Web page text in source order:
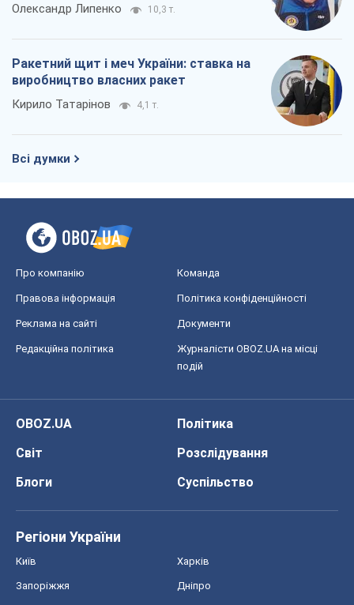
Олександр Липенко 10,3 т.
Ракетний щит і меч України: ставка на
виробництво власних ракет
Кирило Татарінов 4,1 т.
Всі думки
Про компанію Команда
Правова інформація Політика конфіденційності
Реклама на сайті Документи
Редакційна політика
Журналісти OBOZ.UA на місці
подій
OBOZ.UA
Політика
Світ
Розслідування
Блоги
Суспільство
Регіони України
Київ Харків
Запоріжжя Дніпро